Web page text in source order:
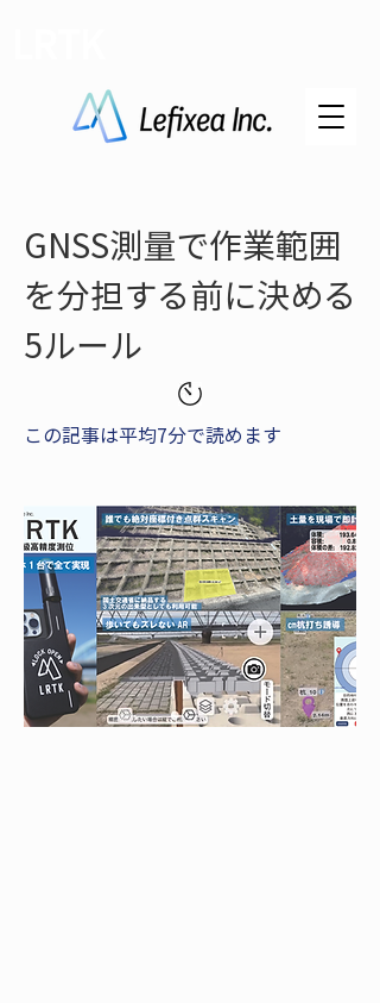
GNSS測量で作業範囲
を分担する前に決める
5ルール
この記事は平均7分で読めます